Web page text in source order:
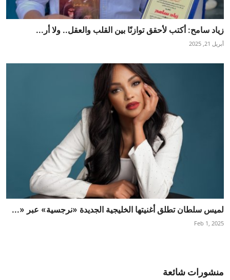
زياد سامح: أكتب لأحقق توازنًا بين القلب والعقل.. ولا أر...
أبريل 21, 2025
لميس سلطان تطلق أغنيتها الخليجية الجديدة «نرجسية» عبر «...
Feb 1, 2025
منشورات شائعة